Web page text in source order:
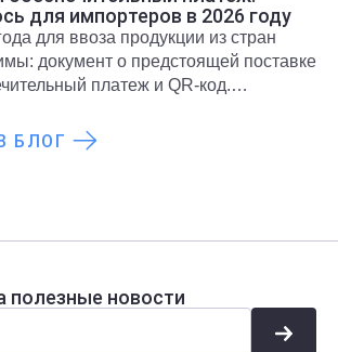
для импортеров в 2026 году
для ввоза продукции из стран
документ о предстоящей поставке
платеж и QR-код.
БЛОГ
полезные новости